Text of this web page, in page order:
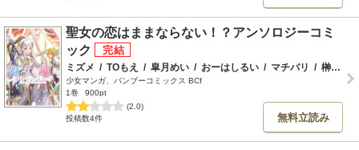
聖女の恋はままならない！？アンソロジーコミ
ック
ミズメ / TOもえ / 皐月めい / おーはしるい / マチバリ / 榊こつぶ
少女マンガ、バンブーコミックス BCf
1巻
900pt
(2.0)
投稿数4件
無料立読み